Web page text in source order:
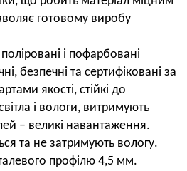
готовому виробу
і пофарбовані
безпечні та сертифіковані за
якості, стійкі до
і вологи, витримують
– великі навантаження.
та не затримують вологу.
профілю 4,5 мм.